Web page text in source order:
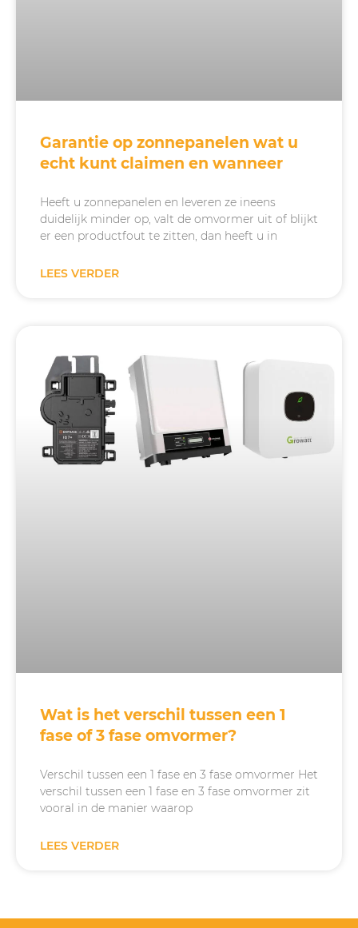
Garantie op zonnepanelen wat u
echt kunt claimen en wanneer
Heeft u zonnepanelen en leveren ze ineens
duidelijk minder op, valt de omvormer uit of blijkt
er een productfout te zitten, dan heeft u in
LEES VERDER
Wat is het verschil tussen een 1
fase of 3 fase omvormer?
Verschil tussen een 1 fase en 3 fase omvormer Het
verschil tussen een 1 fase en 3 fase omvormer zit
vooral in de manier waarop
LEES VERDER